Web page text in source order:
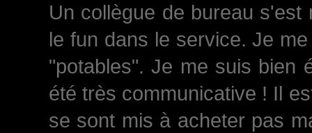
Un collègue de bureau
le fun dans le service. Je
"potables". Je me suis bien
été très communicative ! Il
se sont mis à acheter pas